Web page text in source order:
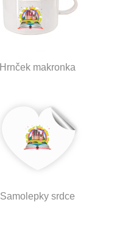
Hrnček makronka
Samolepky srdce